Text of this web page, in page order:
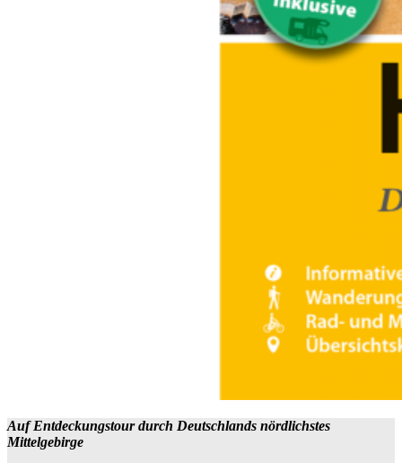
Auf Entdeckungstour durch Deutschlands nördlichstes
Mittelgebirge